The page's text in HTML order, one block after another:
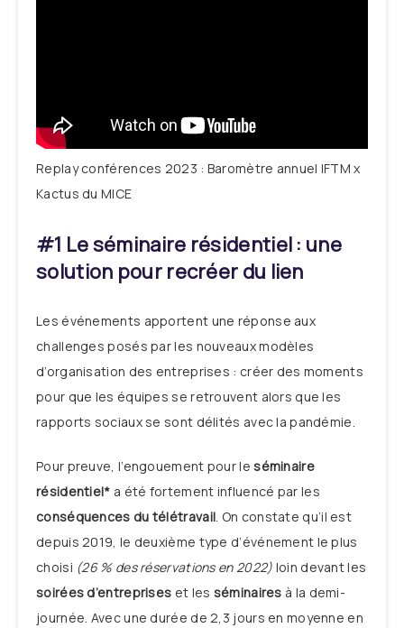
Replay conférences 2023 : Baromètre annuel IFTM x
Kactus du MICE
#1 Le séminaire résidentiel : une
solution pour recréer du lien
Les événements apportent une réponse aux
challenges posés par les nouveaux modèles
d’organisation des entreprises : créer des moments
pour que les équipes se retrouvent alors que les
rapports sociaux se sont délités avec la pandémie.
Pour preuve, l’engouement pour leséminaire
résidentiel* a été fortement influencé par les
conséquences du télétravail . On constate qu’il est
depuis 2019, le deuxième type d’événement le plus
choisi (26 % des réservations en 2022) loin devant les
soirées d’entreprises et les séminaires à la demi-
journée. Avec une durée de 2,3 jours en moyenne en